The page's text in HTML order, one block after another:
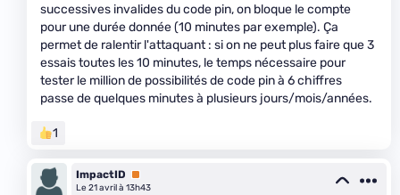
successives invalides du code pin, on bloque le compte
pour une durée donnée (10 minutes par exemple). Ça
permet de ralentir l'attaquant : si on ne peut plus faire que 3
essais toutes les 10 minutes, le temps nécessaire pour
tester le million de possibilités de code pin à 6 chiffres
passe de quelques minutes à plusieurs jours/mois/années.
1
ImpactID
Premium
Le 21 avril à 13h43